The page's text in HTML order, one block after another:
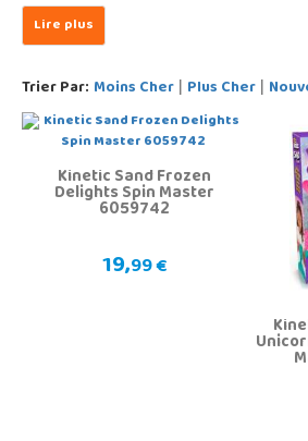
Trier Par: Moins Cher | Plus Cher |
Kinetic Sand Frozen
Delights Spin Master
6059742
19,99 €